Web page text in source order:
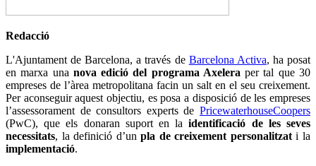
Redacció
L'Ajuntament de Barcelona, a través de Barcelona Activa, ha posat
en marxa una nova edició del programa Axeleraper tal que 30
empreses de l’àrea metropolitana facin un salt en el seu creixement.
Per aconseguir aquest objectiu, es posa a disposició de les empreses
l’assessorament de consultors experts de PricewaterhouseCoopers
(PwC), que els donaran suport en laidentificació de les seves
necessitats, la definició d’unpla de creixement personalitzati la
implementació.